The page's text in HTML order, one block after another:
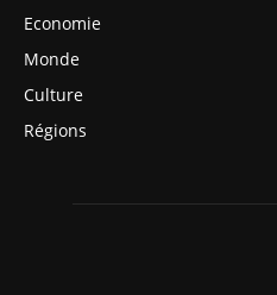
Economie
Monde
Culture
Régions